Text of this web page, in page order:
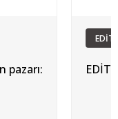
pazarı: